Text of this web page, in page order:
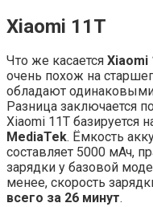
Xiaomi 11T
Что же касается Xiaomi
очень похож на
обладают
Разница заключается
Xiaomi 11T базируется
MediaTek. Ёмкость
составляет 5000 мАч,
зарядки у базовой
менее, скорость
всего за 26 минут.